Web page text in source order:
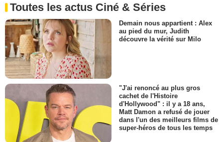
Toutes les actus Ciné & Séries
Demain nous appartient : Alex
au pied du mur, Judith
découvre la vérité sur Milo
"J'ai renoncé au plus gros
cachet de l'Histoire
d'Hollywood" : il y a 18 ans,
Matt Damon a refusé de jouer
dans l'un des meilleurs films de
super-héros de tous les temps